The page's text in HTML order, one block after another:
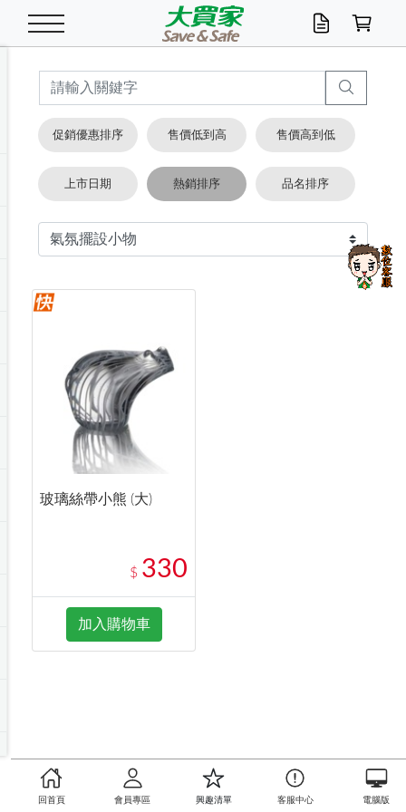
米/五穀/濃湯 米/糙米
五穀/南北貨
湯類/湯塊
油/調味料
食用油
醬油.油膏.蠔油
咖哩/沾拌醬/抹醬
泡麵 / 麵條
包麵
碗麵/義大利麵
麵條/快煮麵/米粉
魚罐
醬菜/玉米罐
肉鬆/肉醬罐
休閒零嘴 初一十五拜拜懶
零嘴
堅果/海苔
美味餅乾
餅乾
糕餅/點心
節日限定伴手禮
糖果/巧克力
糖果/蜜餞/果凍
巧克力
茶飲料
果汁咖啡
碳酸/礦泉水
保久乳/豆米漿
養生保健/常備品 雞精/飲品
機能保健
常備/醫材/口罩
奶粉/穀麥片
奶粉
麥片/玉米片
沖調穀粉/隨手包
特色茶品
綠茶
紅茶
奶茶/花草茶
烏龍/普洱茶/其他
即溶咖啡
咖啡豆/粉/濾掛
可可/糖/奶精
沐浴乳香皂 沐浴乳
香皂/洗手乳
美髮造型
洗髮/護髮
造型髮品
口腔清潔
牙 刷
牙膏/漱口水
潔顏產品
卸妝/粉刺調理
臉部保養
面/眼膜
開架彩妝/防曬
鍋具/飲水/廚房 鍋具/餐具
保鮮/微波
掃除用具/照明/五金
掃除/清潔用具
洗衣/曬衣用具
電池/延長線
燈泡/檯燈/照明
傢飾/收納/衛浴
寢具/家具
收納用品
衛浴/毛巾
地墊/家飾品
寵物食品
寵物清潔/百貨
衛生紙/濕巾 抽取衛生紙/濕巾
廚房紙巾/平版/
箱購免運區
日用活動區
衣物清潔
洗衣精
洗衣粉/皂
漂白水/柔軟精
箱購免運區
居家清潔
廚房/餐具清潔
浴廁/水管清潔
居家清潔/除濕芳
衛生棉
箱購免運區
嬰兒尿布
成人紙尿褲
廚房家電 料理鍋具
烤箱/微波/電磁爐
快煮壺/烘碗機
咖啡機/果汁調理
季節家電
除濕/清淨機
風扇/防蚊家電
生活家電
除塵家電
美容家電
電腦周邊
數位週邊
手機/平板周邊
文具/辦公用品 文具用品
辦公文具/收納
玩具/擺設小物
汽機車百貨
機車/腳踏車百貨
汽車百貨
休閒/運動
戶外/休閒用品
健身/按摩/瑜珈
測量/護具/其他
服飾內著
配件
男/女/機能包
戶外/室內鞋
冷凍免運 生鮮食品
調理食品
箱購免運
食品免運
清潔用品免運
居家/汽百用品
主題專區
季節活動
店長推薦
這夏不怕熱
綠意露營生活
促銷優惠排序 售價低到高 售價高到低
上市日期 熱銷排序 品名排序
玻璃絲帶小熊 (大)
$ 330
加入購物車
回首頁 會員專區 興趣清單 客服中心 電腦版